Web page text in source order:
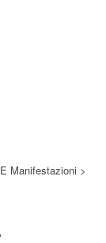
Manifestazioni >